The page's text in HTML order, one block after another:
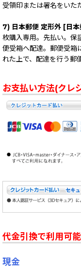
受領印または署名をいた
7) 日本郵便 定形外 [日本
枚購入専用。先払い。保
便受箱へ配達。郵便受箱
れた上で、配達を行う郵
お支払い方法(クレ
代金引換で利用可
現金